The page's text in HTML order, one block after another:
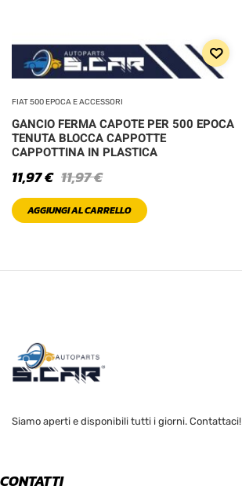
FIAT 500 EPOCA E ACCESSORI
GANCIO FERMA CAPOTE PER 500 EPOCA
TENUTA BLOCCA CAPPOTTE
CAPPOTTINA IN PLASTICA
11,97€
11,97€
AGGIUNGI AL CARRELLO
Siamo aperti e disponibili tutti i giorni. Contattaci!
CONTATTI